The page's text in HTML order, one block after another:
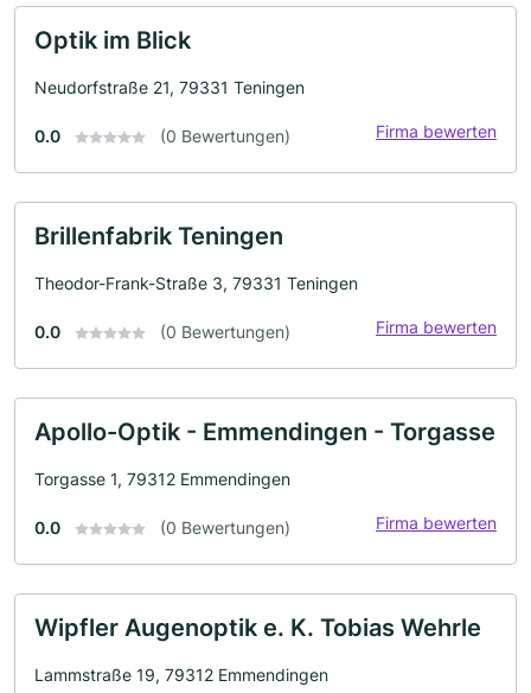
Optik im Blick
Neudorfstraße 21, 79331 Teningen
0.0 (0 Bewertungen) Firma bewerten
Brillenfabrik Teningen
Theodor-Frank-Straße 3, 79331 Teningen
0.0 (0 Bewertungen) Firma bewerten
Apollo-Optik - Emmendingen - Torgasse
Torgasse 1, 79312 Emmendingen
0.0 (0 Bewertungen) Firma bewerten
Wipfler Augenoptik e. K. Tobias Wehrle
Lammstraße 19, 79312 Emmendingen